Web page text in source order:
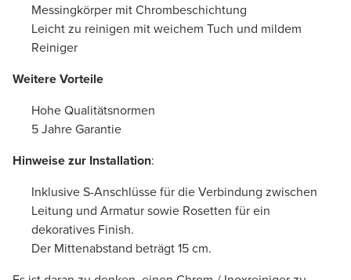
Messingkörper mit Chrombeschichtung
Leicht zu reinigen mit weichem Tuch und mildem
Reiniger
Weitere Vorteile
Hohe Qualitätsnormen
5 Jahre Garantie
Hinweise zur Installation:
Inklusive S-Anschlüsse für die Verbindung zwischen
Leitung und Armatur sowie Rosetten für ein
dekoratives Finish.
Der Mittenabstand beträgt 15 cm.